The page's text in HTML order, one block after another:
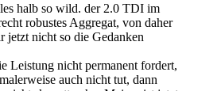
halb so wild. der 2.0 TDI im
robustes Aggregat, von daher
jetzt nicht so die Gedanken
Leistung nicht permanent fordert,
auch nicht tut, dann